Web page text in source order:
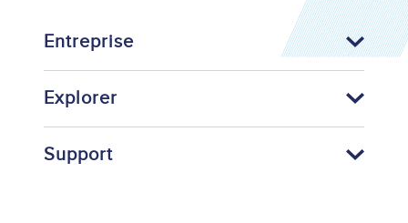
Entreprise
Explorer
Support